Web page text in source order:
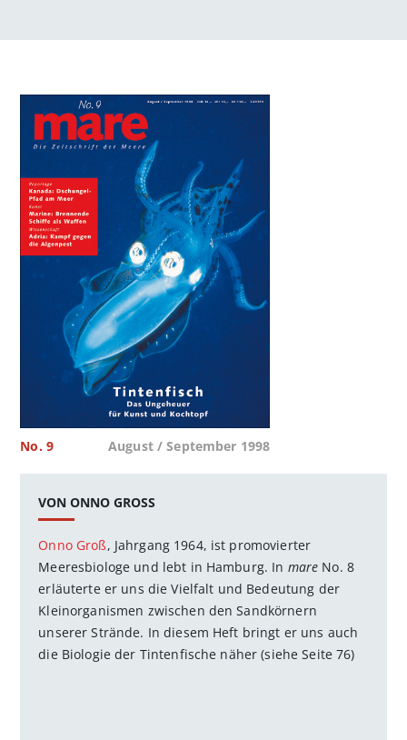
No. 9 August / September 1998
VON ONNO GROSS
Onno Groß, Jahrgang 1964, ist promovierter
Meeresbiologe und lebt in Hamburg. In mare No. 8
erläuterte er uns die Vielfalt und Bedeutung der
Kleinorganismen zwischen den Sandkörnern
unserer Strände. In diesem Heft bringt er uns auch
die Biologie der Tintenfische näher (siehe Seite 76)